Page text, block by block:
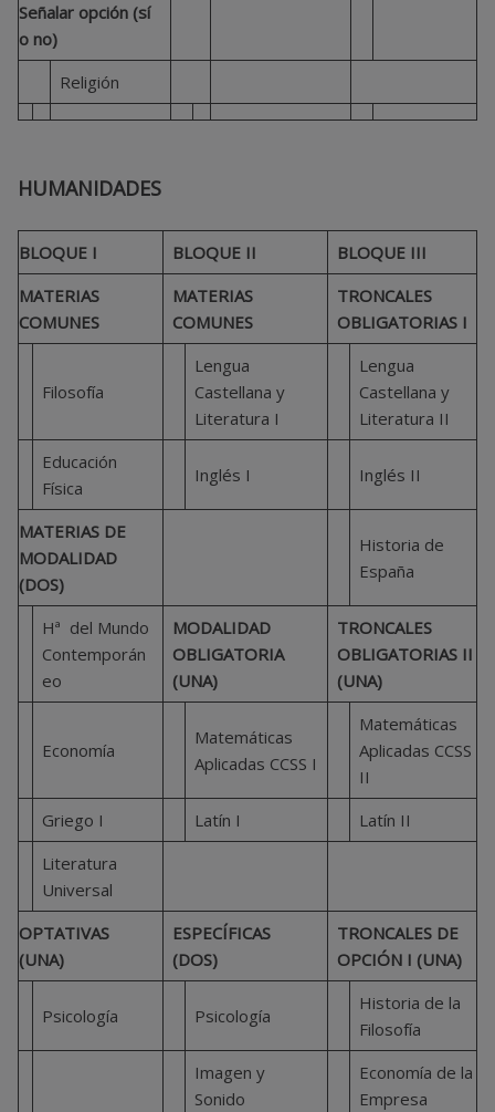
Señalar opción (sí
o no)
Religión
HUMANIDADES
BLOQUE I BLOQUE II
BLOQUE III
MATERIAS
COMUNES
MATERIAS
COMUNES
TRONCALES
OBLIGATORIAS I
Filosofía
Lengua
Castellana y
Literatura I
Lengua
Castellana y
Literatura II
Educación
Física
Inglés I Inglés II
MATERIAS DE
MODALIDAD
(DOS)
Historia de
España
Hª del Mundo
Contemporán
eo
MODALIDAD
OBLIGATORIA
(UNA)
TRONCALES
OBLIGATORIAS II
(UNA)
Economía
Matemáticas
Aplicadas CCSS I
Matemáticas
Aplicadas CCSS
II
Griego I
Latín I
Latín II
Literatura
Universal
OPTATIVAS
(UNA)
ESPECÍFICAS
(DOS)
TRONCALES DE
OPCIÓN I (UNA)
Psicología Psicología
Historia de la
Filosofía
Imagen y
Sonido
Economía de la
Empresa